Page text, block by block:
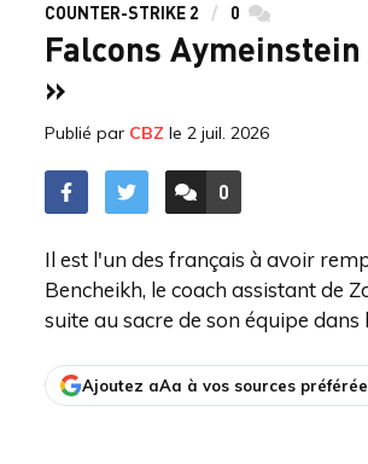
COUNTER-STRIKE 2 0 commentaires
Falcons
»
Publié par CBZ le 2 juil. 2026
ACCÉDER AUX
0
COMMENTAIRES
Il est l'un des français à avoir
Bencheikh, le coach assistant de
suite au sacre de son équipe dans
Ajoutez aAa à vos sources